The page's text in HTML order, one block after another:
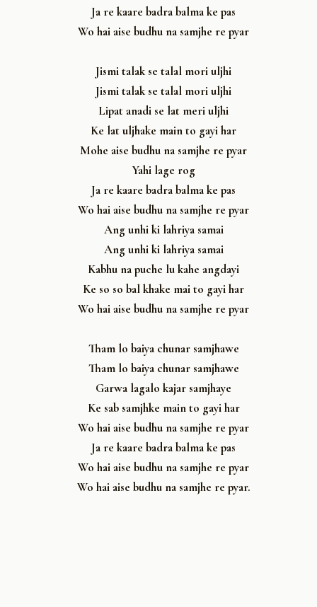
Ja re kaare badra balma ke pas
Wo hai aise budhu na samjhe re pyar
Jismi talak se talal mori uljhi
Jismi talak se talal mori uljhi
Lipat anadi se lat meri uljhi
Ke lat uljhake main to gayi har
Mohe aise budhu na samjhe re pyar
Yahi lage rog
Ja re kaare badra balma ke pas
Wo hai aise budhu na samjhe re pyar
Ang unhi ki lahriya samai
Ang unhi ki lahriya samai
Kabhu na puche lu kahe angdayi
Ke so so bal khake mai to gayi har
Wo hai aise budhu na samjhe re pyar
Tham lo baiya chunar samjhawe
Tham lo baiya chunar samjhawe
Garwa lagalo kajar samjhaye
Ke sab samjhke main to gayi har
Wo hai aise budhu na samjhe re pyar
Ja re kaare badra balma ke pas
Wo hai aise budhu na samjhe re pyar
Wo hai aise budhu na samjhe re pyar.